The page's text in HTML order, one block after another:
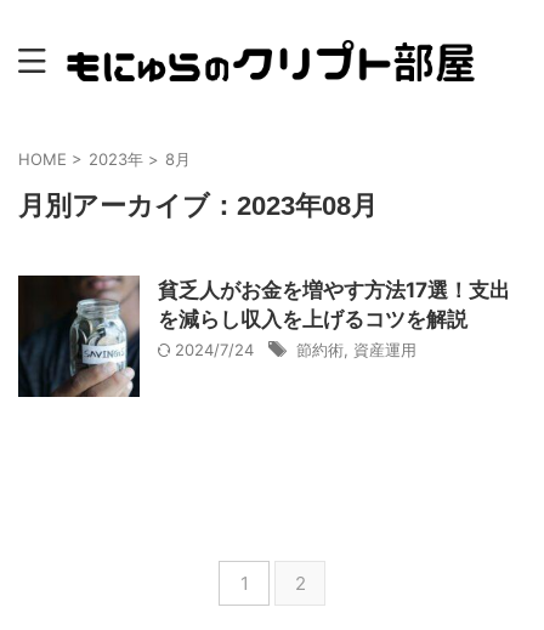
HOME > 2023年 > 8月
月別アーカイブ：2023年08月
貧乏人がお金を増やす方法17選！支出
を減らし収入を上げるコツを解説
2024/7/24 節約術 資産運用
1 2